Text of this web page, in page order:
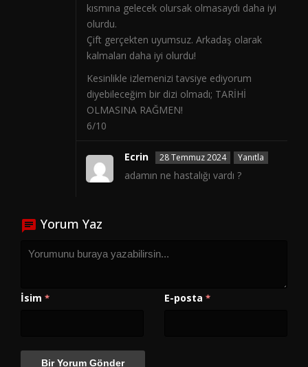
kısmına gelecek olursak olmasaydı daha iyi
olurdu.
Çift gerçekten uyumsuz. Arkadaş olarak
kalmaları daha iyi olurdu!
Kesinlikle izlemenizi tavsiye ediyorum
diyebileceğim bir dizi olmadı; TARİHİ
OLMASINA RAĞMEN!
6/10
Ecrin 28 Temmuz 2024 Yanıtla
adamın ne hastalığı vardı ?
Yorum Yaz
İsim * E-posta *